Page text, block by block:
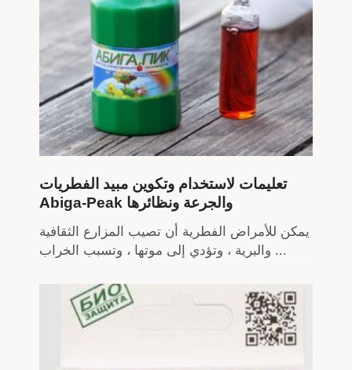
تعليمات لاستخدام وتكوين مبيد الفطريات
Abiga-Peak والجرعة ونظائرها
يمكن للأمراض الفطرية أن تصيب المزارع الثقافية
والبرية ، وتؤدي إلى موتها ، وتسبب الخراب ...